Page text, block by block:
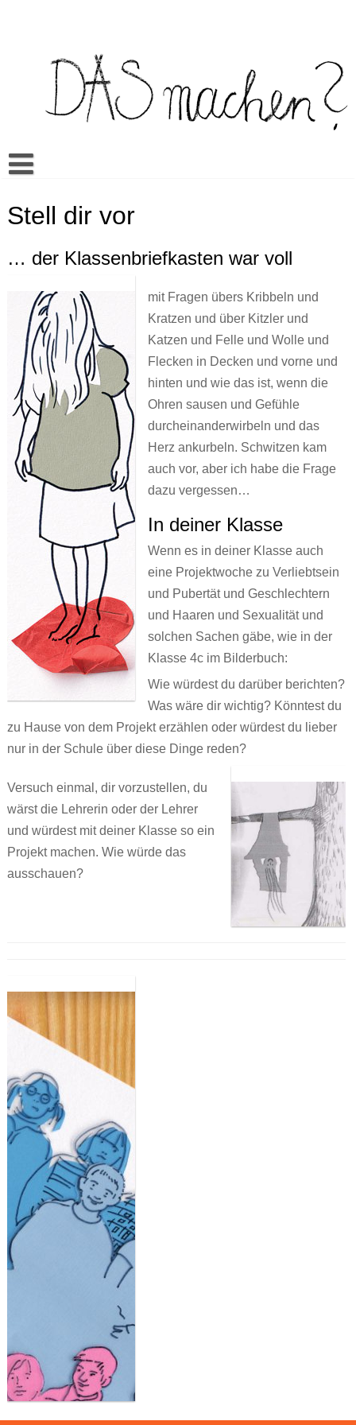
Video Bilderbuch
Multilingua
ŞEY yapmak?
TO raditi?
Про ЭТО. Про ЧТО?
العربية
Es kann sein…
Spiel
Memory
Mandos Kleiderkasten
Cansus Frage
Ronnies Auskunft
Jonas‘ Wollhaut
Renis erste Regel
Schwierige Wörterliste
Persönliches Heft
XYZ
Comic
Briefkasten
Versprecher
Aufgeklärt
Stell dir vor
Warum Das machen?
Rezensionen
Ein bisschen wie du // A little like you
Alles gut
Jenny, sieben
Wenn ich groß bin, will ich FRAUlenzen
Die Stadt war nie wach
Atalanta Läufer_in
Dorn
Theaterstücke Lilly Axster
Bildergalerie Christine Aebi
„Teaching gender?“
Artikel & sonstige Texte
Links
Aktuell
Veranstaltungen
Über uns
Kontakt
Stell dir vor
… der Klassenbriefkasten war voll
mit Fragen übers Kribbeln und
Kratzen und über Kitzler und
Katzen und Felle und Wolle und
Flecken in Decken und vorne und
hinten und wie das ist, wenn die
Ohren sausen und Gefühle
durcheinanderwirbeln und das
Herz ankurbeln. Schwitzen kam
auch vor, aber ich habe die Frage
dazu vergessen…
In deiner Klasse
Wenn es in deiner Klasse auch
eine Projektwoche zu Verliebtsein
und Pubertät und Geschlechtern
und Haaren und Sexualität und
solchen Sachen gäbe, wie in der
Klasse 4c im Bilderbuch:
Wie würdest du darüber berichten?
Was wäre dir wichtig? Könntest du
zu Hause von dem Projekt erzählen oder würdest du lieber
nur in der Schule über diese Dinge reden?
Versuch einmal, dir vorzustellen, du
wärst die Lehrerin oder der Lehrer
und würdest mit deiner Klasse so ein
Projekt machen. Wie würde das
ausschauen?